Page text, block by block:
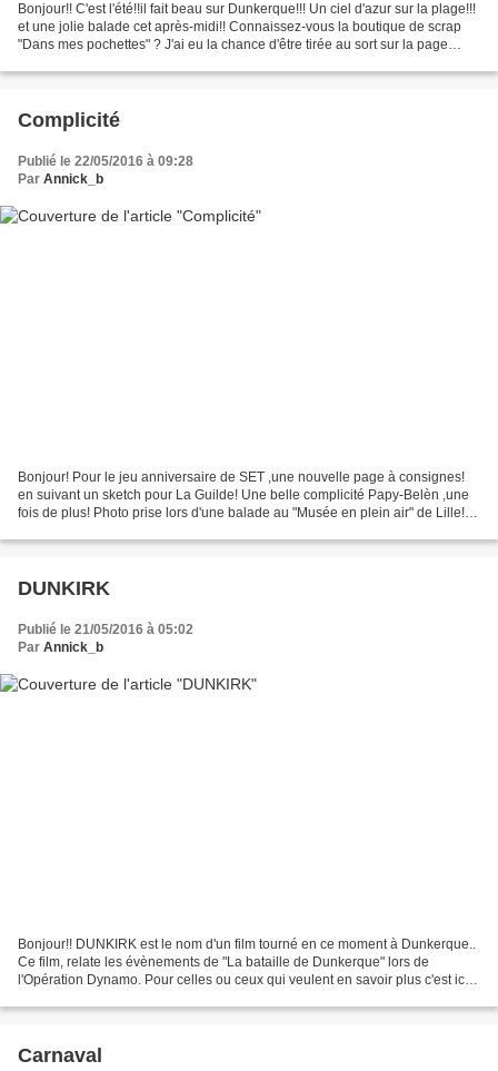
Bonjour!! C'est l'été!!il fait beau sur Dunkerque!!! Un ciel d'azur sur la plage!!!
et une jolie balade cet après-midi!! Connaissez-vous la boutique de scrap
"Dans mes pochettes" ? J'ai eu la chance d'être tirée au sort sur la page
Complicité
Publié le 22/05/2016 à 09:28
Par Annick_b
Bonjour! Pour le jeu anniversaire de SET ,une nouvelle page à consignes!
en suivant un sketch pour La Guilde! Une belle complicité Papy-Belèn ,une
fois de plus! Photo prise lors d'une balade au "Musée en plein air" de Lille!
DUNKIRK
Publié le 21/05/2016 à 05:02
Par Annick_b
Bonjour!! DUNKIRK est le nom d'un film tourné en ce moment à Dunkerque..
Ce film, relate les évènements de "La bataille de Dunkerque" lors de
l'Opération Dynamo. Pour celles ou ceux qui veulent en savoir plus c'est ici
Carnaval